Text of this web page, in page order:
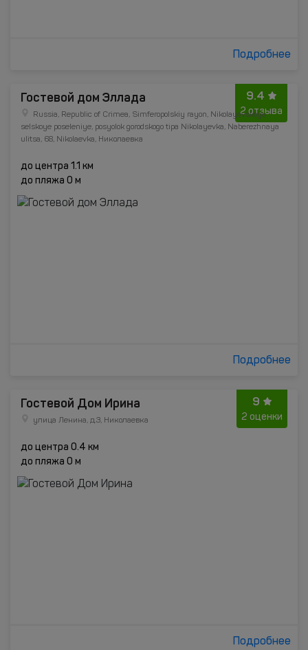
Подробнее
9.4
2 отзыва
Гостевой дом Эллада
Russia, Republic of Crimea, Simferopolskiy rayon, Nikolayevskoye
selskoye poseleniye, posyolok gorodskogo tipa Nikolayevka, Naberezhnaya
ulitsa, 68, Nikolaevka, Николаевка
до центра 1.1 км
до пляжа 0 м
Подробнее
9
2 оценки
Гостевой Дом Ирина
улица Ленина, д.3, Николаевка
до центра 0.4 км
до пляжа 0 м
Подробнее